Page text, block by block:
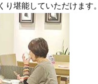
堪能していただけます。